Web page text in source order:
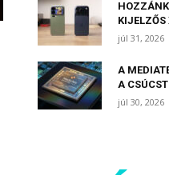
KIJELZŐS
júl 31, 2026
A
A
júl 30, 2026